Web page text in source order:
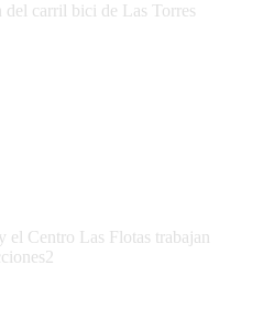
carril bici de Las Torres
el Centro Las Flotas trabajan